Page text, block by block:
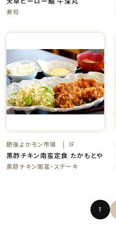
寿司
肥後よかモン市場 1F
黒酢チキン南蛮定食 たかもとや
黒酢チキン南蛮・ステーキ
1